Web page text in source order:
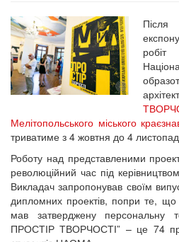
робіт
Мелітопольського міського
триватиме з 4 жовтня до 4
Роботу над представленими
революційний час під
Викладач запропонував своїм
дипломних проектів, попри те, що
мав затверджену персональну
ПРОСТІР ТВОРЧОСТІ” – це 74